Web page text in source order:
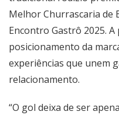
Melhor Churrascaria de
Encontro Gastrô 2025.
posicionamento da
experiências que unem
relacionamento.
“O gol deixa de ser